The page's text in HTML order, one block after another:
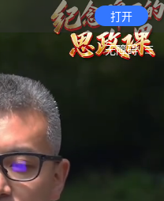
打开
无障碍